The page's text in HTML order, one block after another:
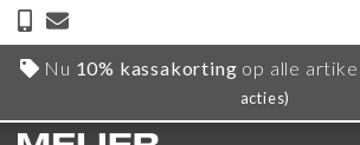
Nu 10% kassakorting op alle
acties)